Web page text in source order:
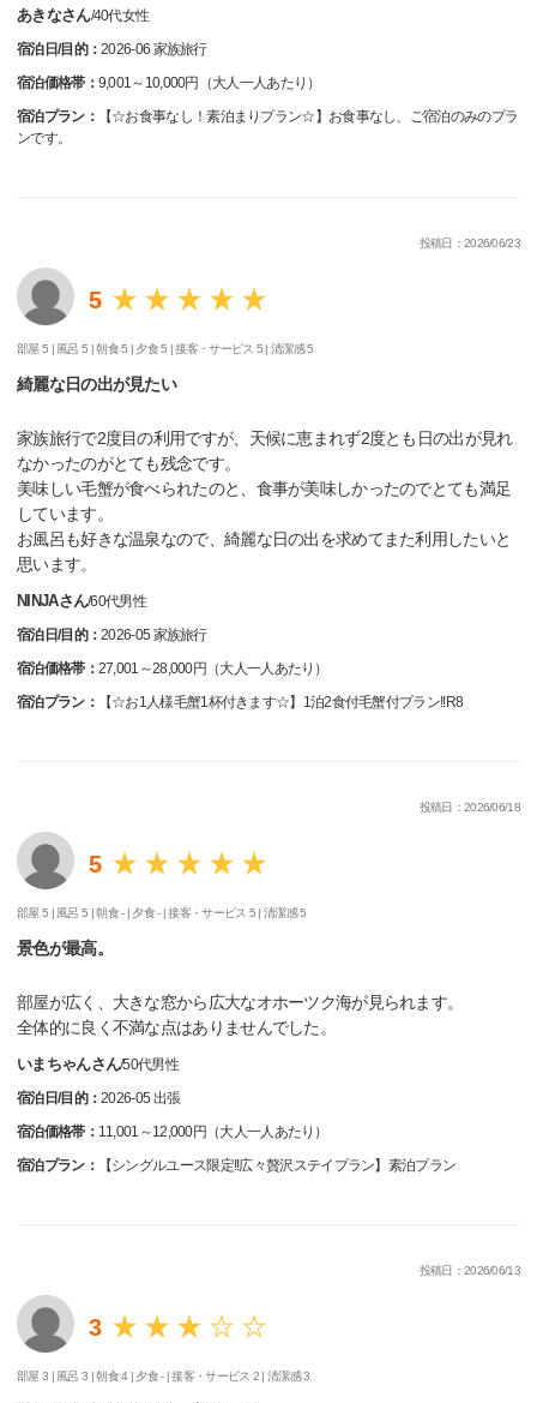
あきなさん/40代女性
宿泊日/目的：2026-06 家族旅行
宿泊価格帯： 9,001～10,000円（大人一人あたり）
宿泊プラン：
【☆お食事なし！素泊まりプラン☆】お食事なし、ご宿泊のみのプラ
ンです。
投稿日：2026/06/23
5
部屋 5 | 風呂 5 |朝食 5 | 夕食 5 |接客・サービス 5 |清潔感 5
綺麗な日の出が見たい
家族旅行で2度目の利用ですが、天候に恵まれず2度とも日の出が見れ
なかったのがとても残念です。
美味しい毛蟹が食べられたのと、食事が美味しかったのでとても満足
しています。
お風呂も好きな温泉なので、綺麗な日の出を求めてまた利用したいと
思います。
NINJAさん/60代男性
宿泊日/目的：2026-05 家族旅行
宿泊価格帯： 27,001～28,000円（大人一人あたり）
宿泊プラン：
【☆お1人様毛蟹1杯付きます☆】1泊2食付毛蟹付プラン!!R8
投稿日：2026/06/18
5
部屋 5 | 風呂 5 |朝食 - | 夕食 - |接客・サービス 5 |清潔感 5
景色が最高。
部屋が広く、大きな窓から広大なオホーツク海が見られます。
全体的に良く不満な点はありませんでした。
いまちゃんさん/50代男性
宿泊日/目的：2026-05 出張
宿泊価格帯： 11,001～12,000円（大人一人あたり）
宿泊プラン：
【シングルユース限定!!広々贅沢ステイプラン】素泊プラン
投稿日：2026/06/13
3
部屋 3 | 風呂 3 |朝食 4 | 夕食 - |接客・サービス 2 |清潔感 3